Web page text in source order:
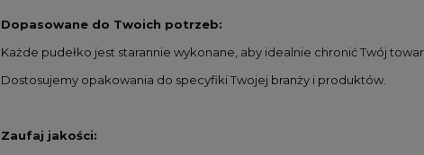
Dopasowane do Twoich potrzeb:
Każde pudełko jest starannie wykonane, aby idealnie chronić Twój towar.
Dostosujemy opakowania do specyfiki Twojej branży i produktów.
Zaufaj jakości: